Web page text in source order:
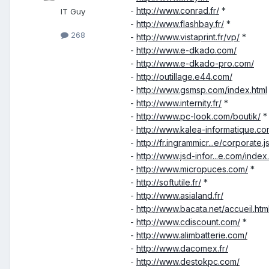
IT Guy
268
- http://www.conrad.fr/ *
- http://www.flashbay.fr/ *
- http://www.vistaprint.fr/vp/ *
- http://www.e-dkado.com/
- http://www.e-dkado-pro.com/
- http://outillage.e44.com/
- http://www.gsmsp.com/index.html
- http://www.internity.fr/ *
- http://www.pc-look.com/boutik/ *
- http://www.kalea-
- http://fr.ingrammicr...e/
- http://www.jsd-infor...e.com/
- http://www.micropuces.com/ *
- http://softutile.fr/ *
- http://www.asialand.fr/
- http://www.bacata.net/accueil.html
- http://www.cdiscount.com/ *
- http://www.alimbatterie.com/
- http://www.dacomex.fr/
- http://www.destokpc.com/